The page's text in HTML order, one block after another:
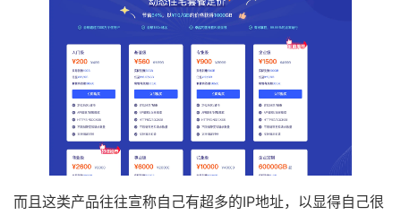
而且这类产品往往宣称自己有超多的IP地址，以显得自己很